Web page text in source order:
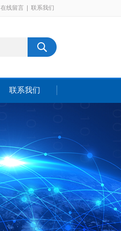
在线留言 联系我们
联系我们